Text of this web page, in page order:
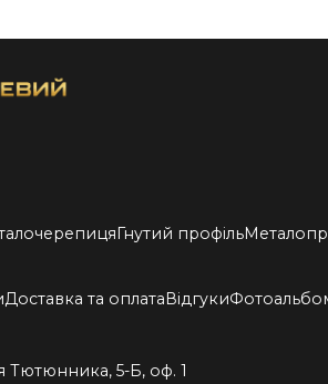
Гнутий профіль
Доставка та оплатаВідгуки
Тютюнника, 5-Б, оф. 1